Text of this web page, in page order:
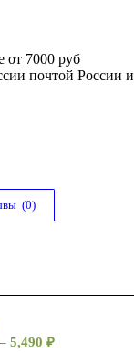
от 7000 руб
почтой
(0)
5,490 ₽